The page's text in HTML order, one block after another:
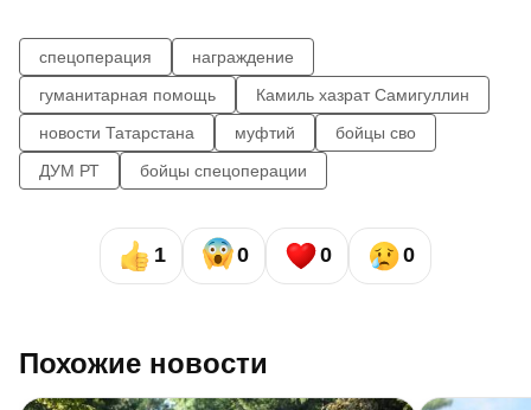
спецоперация
награждение
гуманитарная помощь
Камиль хазрат Самигуллин
новости Татарстана
муфтий
бойцы сво
ДУМ РТ
бойцы спецоперации
1 0 0 0
Похожие новости